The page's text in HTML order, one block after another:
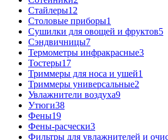
Стайлеры12
Столовые приборы1
Сушилки для овощей и фруктов5
Сэндвичницы7
Термометры инфракрасные3
Тостеры17
Триммеры для носа и ушей1
Триммеры универсальные2
Увлажнители воздуха9
Утюги38
Фены19
Фены-расчески3
Фильтры для увлажнителей и